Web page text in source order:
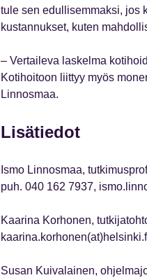
tule sen edullisemmaksi, jos
kustannukset, kuten
– Vertaileva laskelma
Kotihoitoon liittyy myös
Linnosmaa.
Lisätiedot
Ismo Linnosmaa,
puh. 040 162 7937,
Kaarina Korhonen,
Susan Kuivalainen,